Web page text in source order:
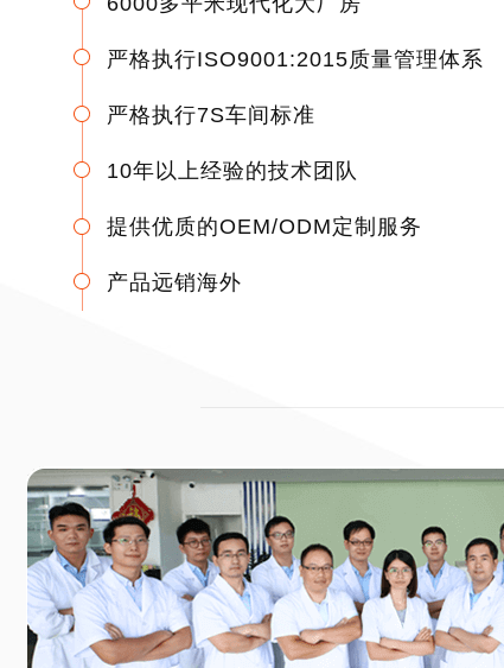
严格执行ISO9001:2015质量管理体系
严格执行7S车间标准
10年以上经验的技术团队
提供优质的OEM/ODM定制服务
产品远销海外